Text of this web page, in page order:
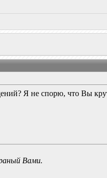
Я не спорю, что Вы
Вами.